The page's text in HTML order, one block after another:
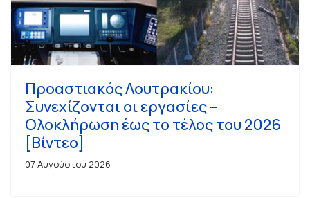
Προαστιακός Λουτρακίου:
Συνεχίζονται οι εργασίες –
Ολοκλήρωση έως το τέλος του 2026
[Βίντεο]
07 Αυγούστου 2026